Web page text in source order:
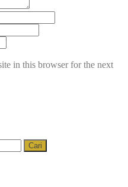
in this browser for the next